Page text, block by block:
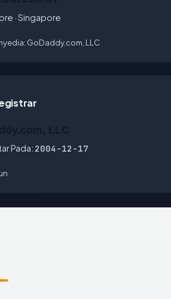
· Singapore
GoDaddy.com, LLC
Pada: 2004-12-17